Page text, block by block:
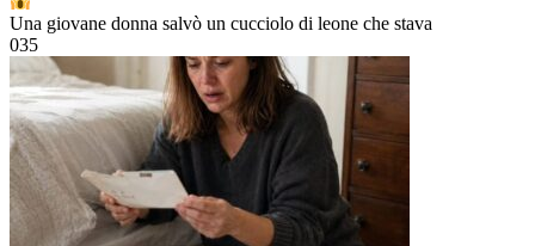
Una giovane donna salvò un cucciolo di leone che stava
035